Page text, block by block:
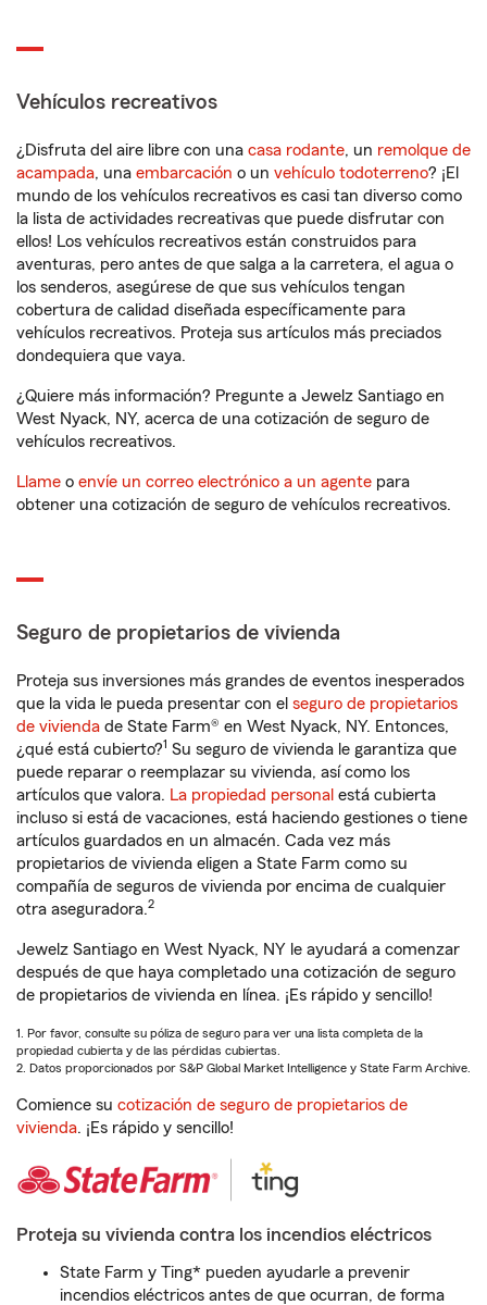
Vehículos recreativos
¿Disfruta del aire libre con una casa rodante, un remolque de
acampada, una embarcación o un vehículo todoterreno? ¡El
mundo de los vehículos recreativos es casi tan diverso como
la lista de actividades recreativas que puede disfrutar con
ellos! Los vehículos recreativos están construidos para
aventuras, pero antes de que salga a la carretera, el agua o
los senderos, asegúrese de que sus vehículos tengan
cobertura de calidad diseñada específicamente para
vehículos recreativos. Proteja sus artículos más preciados
dondequiera que vaya.
¿Quiere más información? Pregunte a Jewelz Santiago en
West Nyack, NY, acerca de una cotización de seguro de
vehículos recreativos.
Llame o envíe un correo electrónico a un agente para
obtener una cotización de seguro de vehículos recreativos.
Seguro de propietarios de vivienda
Proteja sus inversiones más grandes de eventos inesperados
que la vida le pueda presentar con el seguro de propietarios
de vivienda de State Farm® en West Nyack, NY. Entonces,
¿qué está cubierto?1 Su seguro de vivienda le garantiza que
puede reparar o reemplazar su vivienda, así como los
artículos que valora. La propiedad personal está cubierta
incluso si está de vacaciones, está haciendo gestiones o tiene
artículos guardados en un almacén. Cada vez más
propietarios de vivienda eligen a State Farm como su
compañía de seguros de vivienda por encima de cualquier
otra aseguradora.2
Jewelz Santiago en West Nyack, NY le ayudará a comenzar
después de que haya completado una cotización de seguro
de propietarios de vivienda en línea. ¡Es rápido y sencillo!
1. Por favor, consulte su póliza de seguro para ver una lista completa de la
propiedad cubierta y de las pérdidas cubiertas.
2. Datos proporcionados por S&P Global Market Intelligence y State Farm Archive.
Comience su cotización de seguro de propietarios de
vivienda. ¡Es rápido y sencillo!
Proteja su vivienda contra los incendios eléctricos
State Farm y Ting* pueden ayudarle a prevenir
incendios eléctricos antes de que ocurran, de forma